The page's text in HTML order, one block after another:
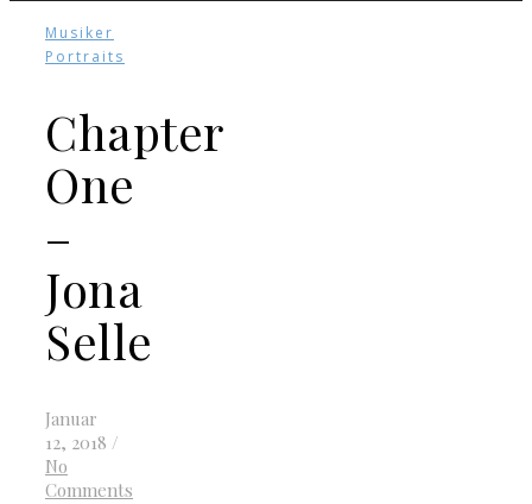
Musiker
Portraits
Chapter
One
–
Jona
Selle
Januar
12, 2018 /
No
Comments